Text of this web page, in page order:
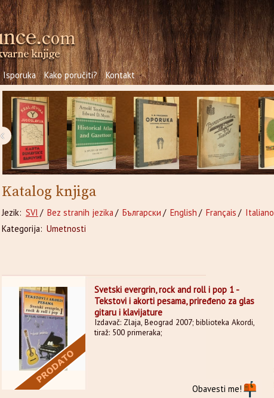
Isporuka Kako poručiti? Kontakt
‹
Katalog knjiga
Jezik: SVI / Bez stranih jezika / Български / English / Français / Italiano
Kategorija: Umetnosti
Svetski evergrin, rock and roll i pop 1 -
Tekstovi i akorti pesama, priređeno za glas
gitaru i klavijature
Izdavač: Zlaja, Beograd 2007; biblioteka Akordi,
tiraž: 500 primeraka;
Obavesti me!